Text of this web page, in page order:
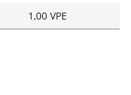
1,00 VPE